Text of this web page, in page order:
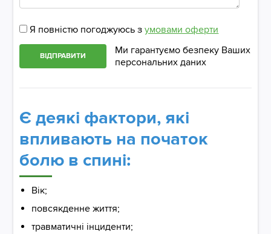
Я повністю погоджуюсь зумовами оферти
ВІДПРАВИТИ
Ми гарантуємо безпеку Ваших
персональних даних
Є деякі фактори, які
впливають на початок
болю в спині:
Вік;
повсякденне життя;
травматичні інциденти;